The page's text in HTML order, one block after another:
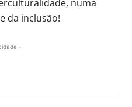
numa
da inclusão!
-